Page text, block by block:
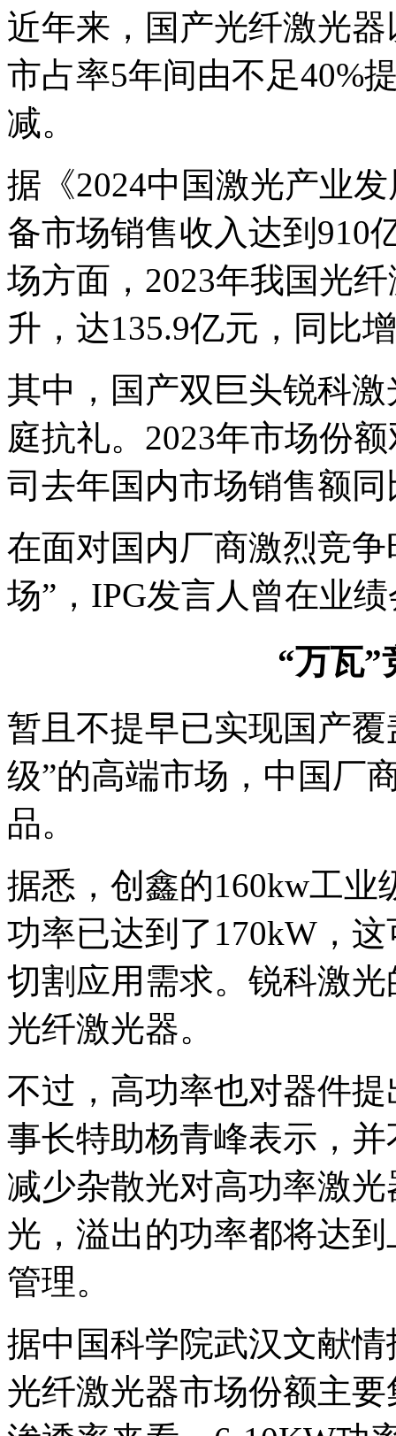
近年来，国产光纤激光
市占率5年间由不足40%
减。
据《2024中国激光产业
备市场销售收入达到910
场方面，2023年我国光
升，达135.9亿元，同比
其中，国产双巨头锐科
庭抗礼。2023年市场份
司去年国内市场销售额同
在面对国内厂商激烈竞
场”，IPG发言人曾在业
“万瓦”
暂且不提早已实现国产
级”的高端市场，中国厂
品。
据悉，创鑫的160kw工
功率已达到了170kW，
切割应用需求。锐科激
光纤激光器。
不过，高功率也对器件
事长特助杨青峰表示，
减少杂散光对高功率激
光，溢出的功率都将达
管理。
据中国科学院武汉文献
光纤激光器市场份额主